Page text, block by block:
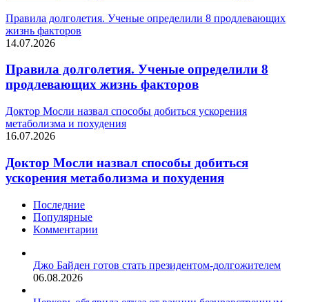
Правила долголетия. Ученые определили 8 продлевающих
жизнь факторов
14.07.2026
Правила долголетия. Ученые определили 8
продлевающих жизнь факторов
Доктор Мосли назвал способы добиться ускорения
метаболизма и похудения
16.07.2026
Доктор Мосли назвал способы добиться
ускорения метаболизма и похудения
Последние
Популярные
Комментарии
Джо Байден готов стать президентом-долгожителем
06.08.2026